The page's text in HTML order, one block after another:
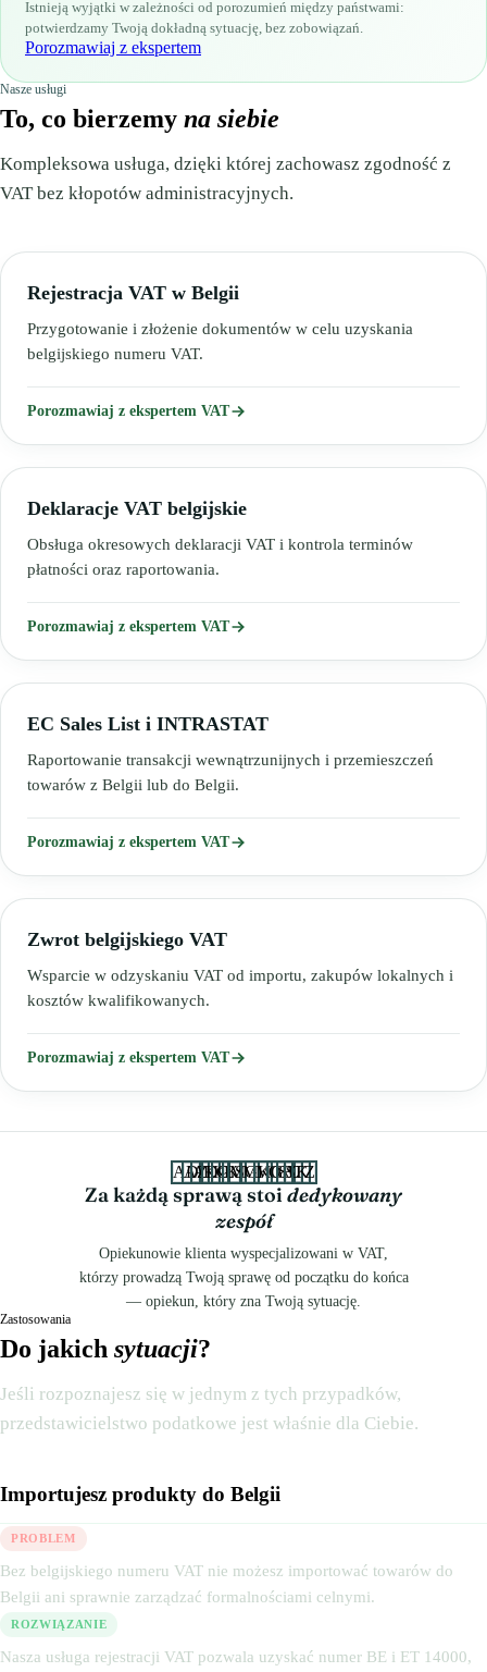
Istnieją wyjątki w zależności od porozumień między państwami:
potwierdzamy Twoją dokładną sytuację, bez zobowiązań.
Porozmawiaj z ekspertem
Nasze usługi
To, co bierzemy na siebie
Kompleksowa usługa, dzięki której zachowasz zgodność z
VAT bez kłopotów administracyjnych.
Rejestracja VAT w Belgii
Przygotowanie i złożenie dokumentów w celu uzyskania
belgijskiego numeru VAT.
Porozmawiaj z ekspertem VAT
Deklaracje VAT belgijskie
Obsługa okresowych deklaracji VAT i kontrola terminów
płatności oraz raportowania.
Porozmawiaj z ekspertem VAT
EC Sales List i INTRASTAT
Raportowanie transakcji wewnątrzunijnych i przemieszczeń
towarów z Belgii lub do Belgii.
Porozmawiaj z ekspertem VAT
Zwrot belgijskiego VAT
Wsparcie w odzyskaniu VAT od importu, zakupów lokalnych i
kosztów kwalifikowanych.
Porozmawiaj z ekspertem VAT
AD
AZ
AD
KCKK
ŁS
MGMKMG
OBSU
SK
TZ
Za każdą sprawą stoi dedykowany
zespół
Opiekunowie klienta wyspecjalizowani w VAT,
którzy prowadzą Twoją sprawę od początku do końca
— opiekun, który zna Twoją sytuację.
Zastosowania
Do jakich sytuacji?
Jeśli rozpoznajesz się w jednym z tych przypadków,
przedstawicielstwo podatkowe jest właśnie dla Ciebie.
Importujesz produkty do Belgii
PROBLEM
Bez belgijskiego numeru VAT nie możesz importować towarów do
Belgii ani sprawnie zarządzać formalnościami celnymi.
ROZWIĄZANIE
Nasza usługa rejestracji VAT pozwala uzyskać numer BE i ET 14000,